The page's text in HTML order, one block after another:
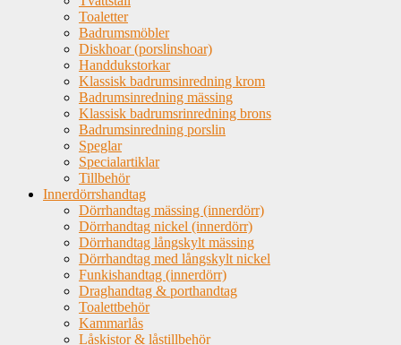
Toaletter
Badrumsmöbler
Diskhoar (porslinshoar)
Handdukstorkar
Klassisk badrumsinredning krom
Badrumsinredning mässing
Klassisk badrumsrinredning brons
Badrumsinredning porslin
Speglar
Specialartiklar
Tillbehör
Innerdörrshandtag
Dörrhandtag mässing (innerdörr)
Dörrhandtag nickel (innerdörr)
Dörrhandtag långskylt mässing
Dörrhandtag med långskylt nickel
Funkishandtag (innerdörr)
Draghandtag & porthandtag
Toalettbehör
Kammarlås
Låskistor & låstillbehör